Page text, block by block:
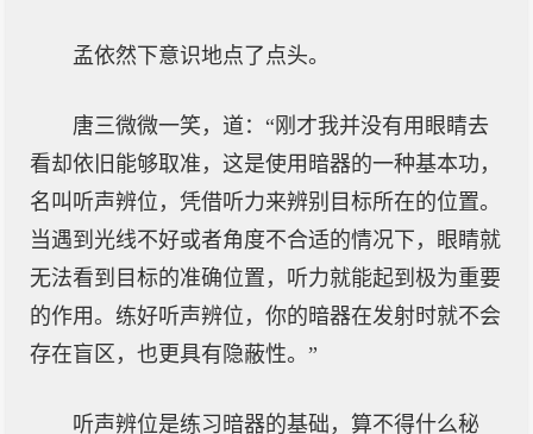
孟依然下意识地点了点头。
唐三微微一笑，道：“刚才我并没有用眼睛去
看却依旧能够取准，这是使用暗器的一种基本功，
名叫听声辨位，凭借听力来辨别目标所在的位置。
当遇到光线不好或者角度不合适的情况下，眼睛就
无法看到目标的准确位置，听力就能起到极为重要
的作用。练好听声辨位，你的暗器在发射时就不会
存在盲区，也更具有隐蔽性。”
听声辨位是练习暗器的基础，算不得什么秘